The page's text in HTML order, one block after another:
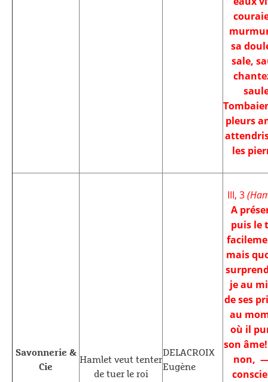
sa
sale,
pleurs
les
Savonnerie &
Cie
Hamlet veut tenter
de tuer le roi
DELACROIX
Eugène
III, 3
A
puis le
mais
je au
de ses
au
où il
son
non,